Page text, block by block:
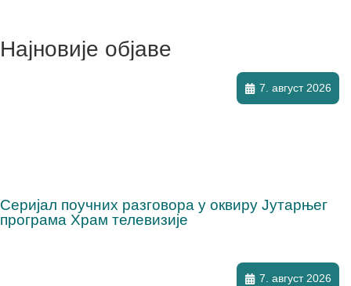
Најновије објаве
Серијал поучних разговора у оквиру Јутарњег
програма Храм телевизије
7. август 2026
7. август 2026